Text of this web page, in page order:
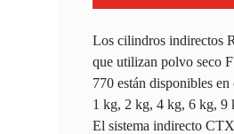
Los cilindros indirectos
que utilizan polvo seco
770 están disponibles
1 kg, 2 kg, 4 kg, 6 kg, 9
El sistema indirecto